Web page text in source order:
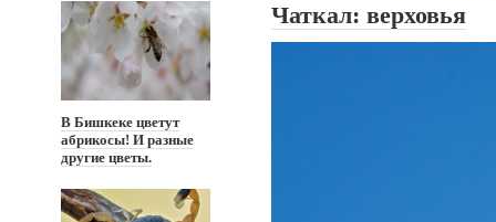
В Бишкеке цветут
абрикосы! И разные
другие цветы.
Чаткал: верховья